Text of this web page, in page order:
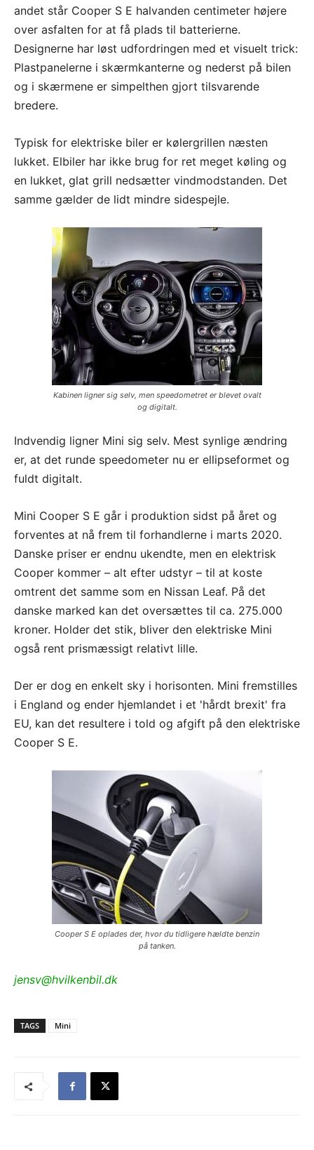
andet står Cooper S E halvanden centimeter højere
over asfalten for at få plads til batterierne.
Designerne har løst udfordringen med et visuelt trick:
Plastpanelerne i skærmkanterne og nederst på bilen
og i skærmene er simpelthen gjort tilsvarende
bredere.
Typisk for elektriske biler er kølergrillen næsten
lukket. Elbiler har ikke brug for ret meget køling og
en lukket, glat grill nedsætter vindmodstanden. Det
samme gælder de lidt mindre sidespejle.
Kabinen ligner sig selv, men speedometret er blevet ovalt
og digitalt.
Indvendig ligner Mini sig selv. Mest synlige ændring
er, at det runde speedometer nu er ellipseformet og
fuldt digitalt.
Mini Cooper S E går i produktion sidst på året og
forventes at nå frem til forhandlerne i marts 2020.
Danske priser er endnu ukendte, men en elektrisk
Cooper kommer – alt efter udstyr – til at koste
omtrent det samme som en Nissan Leaf. På det
danske marked kan det oversættes til ca. 275.000
kroner. Holder det stik, bliver den elektriske Mini
også rent prismæssigt relativt lille.
Der er dog en enkelt sky i horisonten. Mini fremstilles
i England og ender hjemlandet i et 'hårdt brexit' fra
EU, kan det resultere i told og afgift på den elektriske
Cooper S E.
Cooper S E oplades der, hvor du tidligere hældte benzin
på tanken.
jensv@hvilkenbil.dk
TAGS Mini